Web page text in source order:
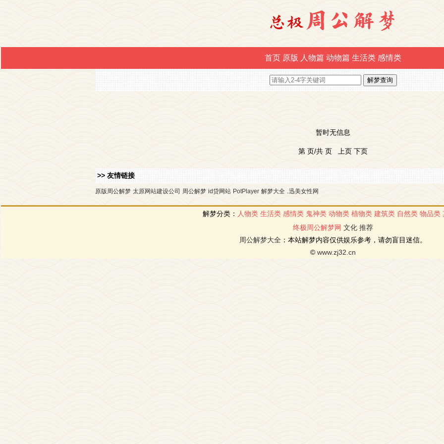
首页 原版 人物篇 动物篇 生活类 感情类
暂时无信息
第 页/共 页 上页 下页
>> 友情链接
原版周公解梦 太原网站建设公司 周公解梦 id贷网站 PotPlayer 解梦大全 迅美女性网
解梦分类： 人物类 生活类 感情类 鬼神类 动物类 植物类 建筑类 自然类 物品类
终极周公解梦网 文化 推荐
周公解梦大全 ：本站解梦内容仅供娱乐参考，请勿盲目迷信。
© www.zj32.cn